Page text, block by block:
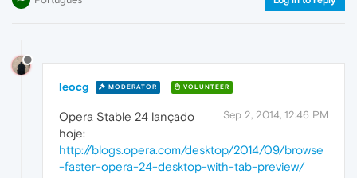
leocg MODERATOR VOLUNTEER
Sep 2, 2014, 12:46 PM
Opera Stable 24 lançado
hoje:
http://blogs.opera.com/desktop/2014/09/browse
-faster-opera-24-desktop-with-tab-preview/